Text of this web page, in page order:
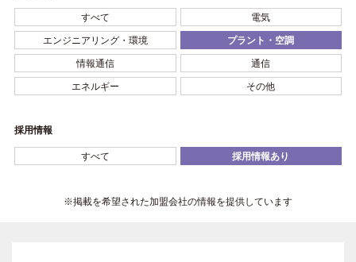
すべて 電気
エンジニアリング・環境 プラント・空調
情報通信 通信
エネルギー その他
採用情報
すべて 採用情報あり
※掲載を希望された加盟会社の情報を提供しています